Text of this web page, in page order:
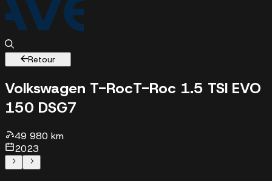
Retour
Volkswagen T-RocT-Roc 1.5 TSI EVO
150 DSG7
49 980 km
2023